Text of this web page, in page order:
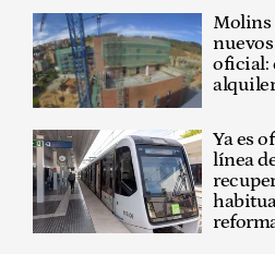
Molins
oficial:
Ya es
línea